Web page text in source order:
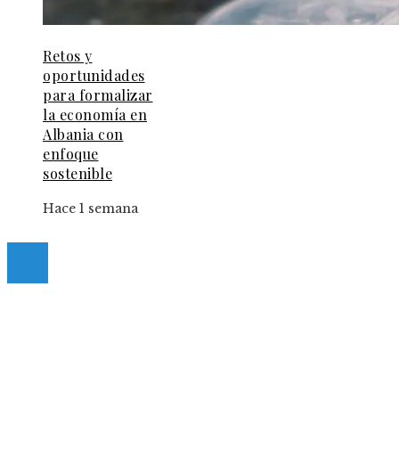
Retos y
oportunidades
para formalizar
la economía en
Albania con
enfoque
sostenible
Hace 1 semana